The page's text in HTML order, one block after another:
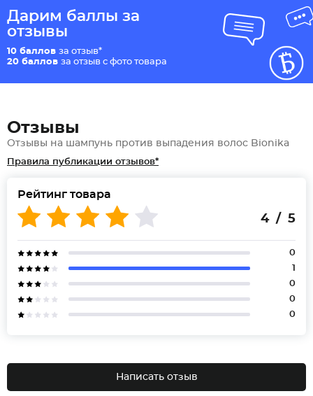
Дарим баллы за
отзывы
10 баллов за отзыв*
20 баллов за отзыв с фото товара
Отзывы
Отзывы на шампунь против выпадения волос Bionika
Правила публикации отзывов*
Рейтинг товара
4 / 5
0
1
0
0
0
Написать отзыв